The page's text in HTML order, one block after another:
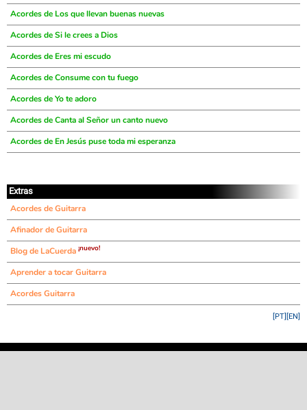
Acordes de Los que llevan buenas nuevas
Acordes de Si le crees a Dios
Acordes de Eres mi escudo
Acordes de Consume con tu fuego
Acordes de Yo te adoro
Acordes de Canta al Señor un canto nuevo
Acordes de En Jesús puse toda mi esperanza
Extras
Acordes de Guitarra
Afinador de Guitarra
Blog de LaCuerda ¡nuevo!
Aprender a tocar Guitarra
Acordes Guitarra
[EN]
[PT]